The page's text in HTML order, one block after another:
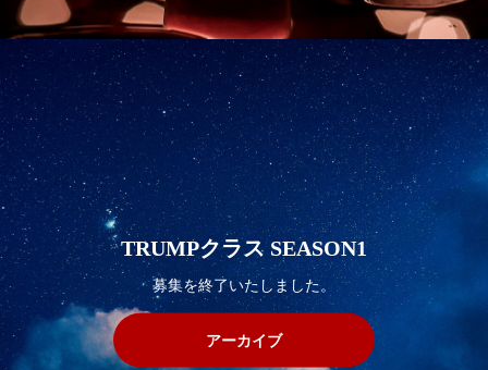
TRUMPクラス SEASON1
募集を終了いたしました。
アーカイブ